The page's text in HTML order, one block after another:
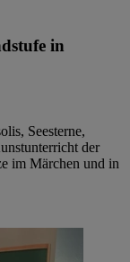
in
Seesterne,
der
im Märchen und in